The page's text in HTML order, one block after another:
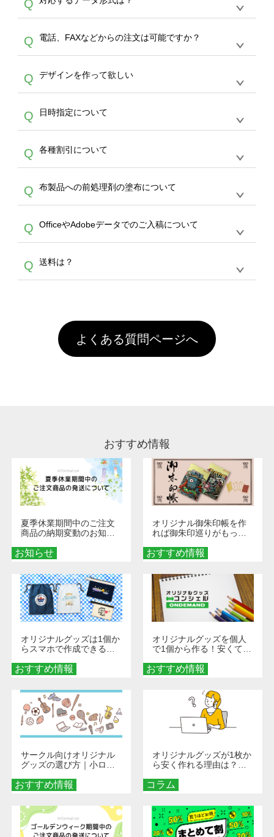
生産にて承っております。デザインツールから
デザインの作成から決済まで完了できます。
30枚以上やシルク印刷など、大口注文の場合
は、サポートが担当するエコバッグコンシェル
やタンブラーコンシェルをご利用ください。製
作する数量が多ければ多いほど、オンデマンド
サービスよりも低価格で製作することが可能で
す。
Q
A
ドできるデータ形式は、JPG / PNG / AI / PSD /
PDF 形式になります。データの最大サイズ
写真などもアップロード可能です。使用できな
い画像はエラーになります。（※ Illustratorか
らの直接入稿には対応していません。AIで保存
し、デザインツールからアップロードして下さ
い）
Q 電話、FAXなどからの注文は可能ですか？
A
文のみ受け付けております。30個以上のご製
作をお考えの方は、サポートが担当するエコバ
スをご利用頂ければ、電話やFAX、メールなど
でご注文が可能です。
Q デザインを作って欲しい
A
を作って欲しい。などの場合は、製作数量が
30個以上であれば、サポート担当が、デザイ
バッグコンシェル
サー
ビスをご利用ください。(※ 30個以下の場合
は、デザインツールをご利用ください)
Q 日時指定について
A
ん。発送後18時以降に配送業者・伝票番号を
メールでお知らせいたしますので、直接配送業
者にご連絡いただき調整をお願い致します。
Q 各種割引について
A
カート内で自動的に割引(最大50%)が適用され
ます。 【付与ポイント】購入金額の1％が1ポ
イントとして付与され、次回ご注文時に1ポイ
ント＝1円としてお使いいただけます。ポイン
トは発送完了の翌日に付与され、次回ご注文時
からご利用頂けます。ポイントの有効期限は一
年間です。【会員ランク】過去10カ月のご注
文回数により会員ランク割引(最大5%)が適用
頂いても、ログインがされていなければ、ラン
クにカウントがされません。
Q 布製品への前処理剤の塗布について
A
意点（前処理剤）】カラー生地（Tシャツのホ
ワイト、トートバッグのナチュラル、ホワイト
といって、プリントを定着させるための処理剤
を塗布しており、短納期・低価格で商品をお届
害な性質で、水洗いで落とすことが可能です。
お手数ですが、お客様ご自身にて着用前に落と
していただけますようお願いいたします。※1
通常注文・直送機能でのご注文に関わらず、前
Q OfficeやAdobeデータでのご入稿について
A
ません。いずれのデータも該当デザインのみ画
像(JPEG,PNG,GIF,PDF)に変換、またはAdobe
Q 送料は？
引」などによるお値引きで4,000円未満になる
場合は送料がかかりますので、ご注意くださ
い。
よくある質問ページへ
おすすめ情報
お知らせ
夏季休業期間中のご注文
商品の納期変動のお知ら
おすすめ情報
オリジナル御朱印帳を作
れば御朱印巡りがもっと
ダーメイドする魅力と選
び方
おすすめ情報
オリジナルグッズは1個か
らスマホで作成できる！
くなる巾着＆ポーチ活用
術
おすすめ情報
オリジナルグッズを個人
で1個から作る！安くて簡
秘訣
おすすめ情報
サークル向けオリジナル
グッズの選び方｜小ロッ
める秘訣
コラム
オリジナルグッズが1枚か
ら安く作れる理由は？オ
とメリットを解説